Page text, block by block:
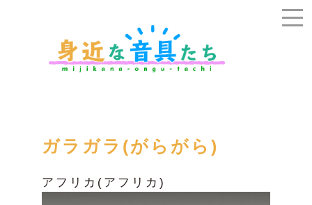
ガラガラ(がらがら)
アフリカ(アフリカ)